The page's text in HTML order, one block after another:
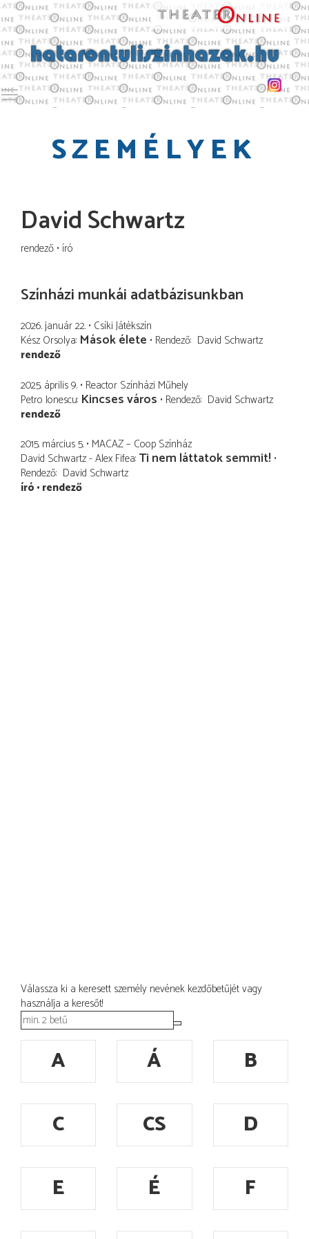
Toggle main menu visibility
SZEMÉLYEK
David Schwartz
rendező író
Színházi munkái adatbázisunkban
2026. január 22. Csíki Játékszín
Kész Orsolya Mások élete Rendező David Schwartz
rendező
2025. április 9. Reactor Színházi Műhely
Petro Ionescu Kincses város Rendező David Schwartz
rendező
2015. március 5. MACAZ – Coop Színház
David Schwartz - Alex Fifea Ti nem láttatok semmit!
Rendező David Schwartz
író rendező
Válassza ki a keresett személy nevének kezdőbetűjét vagy
használja a keresőt!
A Á
B
C
CS
D
E
É
F